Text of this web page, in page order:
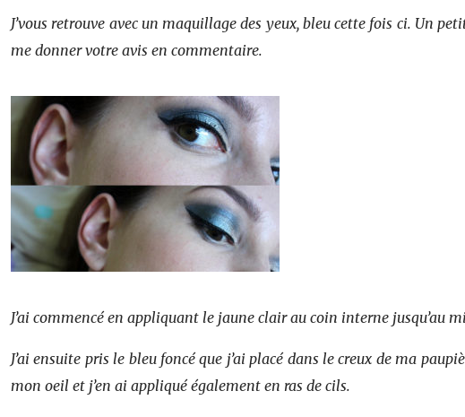
J’vous retrouve avec un maquillage des yeux, bleu cette fois ci. Un
me donner votre avis en commentaire.
J’ai commencé en appliquant le jaune clair au coin interne jusqu’au
J’ai ensuite pris le bleu foncé que j’ai placé dans le creux de ma
mon oeil et j’en ai appliqué également en ras de cils.